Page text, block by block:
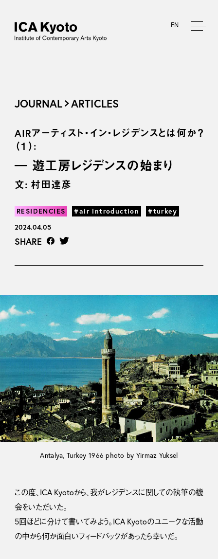
EN
JOURNAL ARTICLES
AIRアーティスト・イン・レジデンスとは何か？
（１）:
― 遊工房レジデンスの始まり
文: 村田達彦
RESIDENCIES #air introduction
#turkey
2024.04.05
SHARE
Antalya, Turkey 1966 photo by Yirmaz Yuksel
この度、ICA Kyotoから、我がレジデンスに関しての執筆の機
会をいただいた。
5回ほどに分けて書いてみよう。ICA Kyotoのユニークな活動
の中から何か面白いフィードバックがあったら幸いだ。